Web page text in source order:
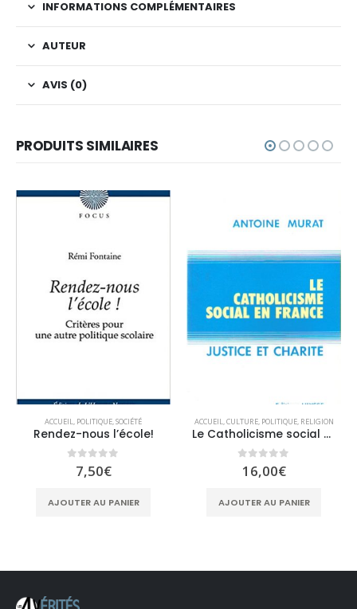
INFORMATIONS COMPLÉMENTAIRES
AUTEUR
AVIS (0)
PRODUITS SIMILAIRES
ACCUEIL, POLITIQUE,SOCIÉTÉ
Rendez-nous l’école!
sur 5
7,50€
AJOUTER AU PANIER
ACCUEIL,CULTURE, POLITIQUE, RELIGION
Le Catholicisme social en France
0sur 5
16,00€
AJOUTER AU PANIER